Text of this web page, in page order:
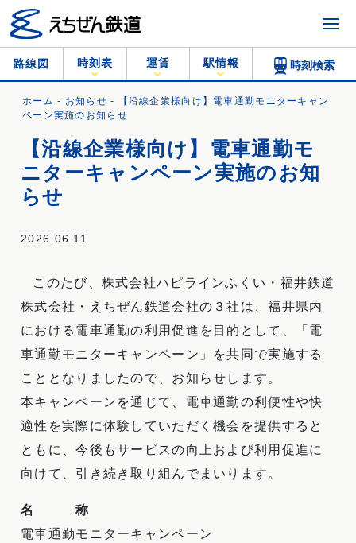
路線図 時刻表 運賃 駅情報 時刻検索
ホーム - お知らせ - 【沿線企業様向け】電車通勤モニターキャン
ペーン実施のお知らせ
【沿線企業様向け】電車通勤モ
ニターキャンペーン実施のお知
らせ
2026.06.11
このたび、株式会社ハピラインふくい・福井鉄道
株式会社・えちぜん鉄道会社の３社は、福井県内
における電車通勤の利用促進を目的として、「電
車通勤モニターキャンペーン」を共同で実施する
こととなりましたので、お知らせします。
本キャンペーンを通じて、電車通勤の利便性や快
適性を実際に体験していただく機会を提供すると
ともに、今後もサービスの向上および利用促進に
向けて、引き続き取り組んでまいります。
名 称
電車通勤モニターキャンペーン